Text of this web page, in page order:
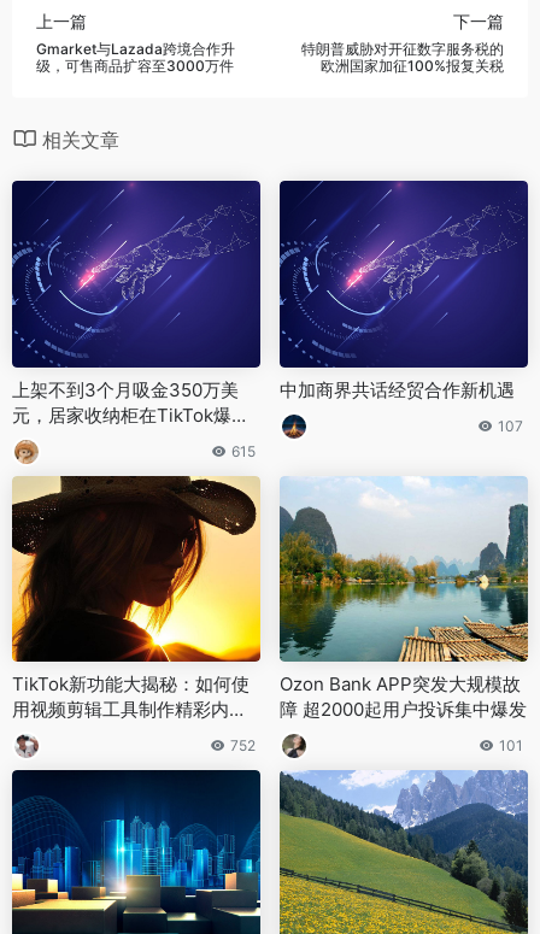
上一篇
Gmarket与Lazada跨境合作升
级，可售商品扩容至3000万件
下一篇
特朗普威胁对开征数字服务税的
欧洲国家加征100%报复关税
相关文章
上架不到3个月吸金350万美
元，居家收纳柜在TikTok爆火
出圈|跨境资讯
615
中加商界共话经贸合作新机遇
107
TikTok新功能大揭秘：如何使
用视频剪辑工具制作精彩内
容？
752
Ozon Bank APP突发大规模故
障 超2000起用户投诉集中爆发
101